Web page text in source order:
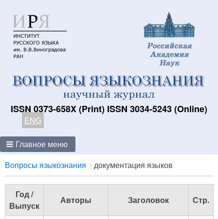
ISSN 0373-658X (Print) ISSN 3034-5243 (Online)
ENG
Главное меню
Breadcrumbs
You
are
here:
Вопросы языкознания документация языков
Год /
Выпуск
Авторы Заголовок Стр.